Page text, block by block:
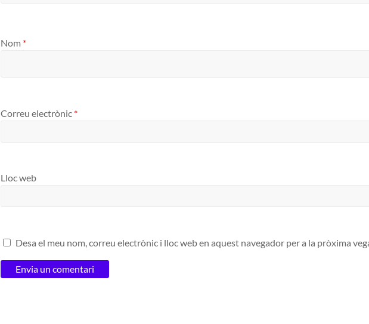
Nom *
Correu electrònic *
Lloc web
Desa el meu nom, correu electrònic i lloc web en aquest navegador per a la pròxima